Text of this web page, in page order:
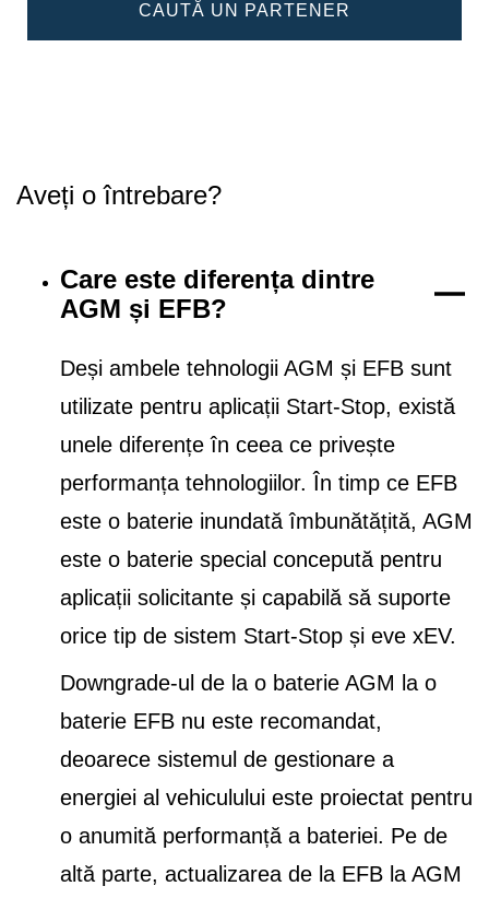
CAUTĂ UN PARTENER
Aveți o întrebare?
Care este diferența dintre
AGM și EFB?
Deși ambele tehnologii AGM și EFB sunt
utilizate pentru aplicații Start-Stop, există
unele diferențe în ceea ce privește
performanța tehnologiilor. În timp ce EFB
este o baterie inundată îmbunătățită, AGM
este o baterie special concepută pentru
aplicații solicitante și capabilă să suporte
orice tip de sistem Start-Stop și eve xEV.
Downgrade-ul de la o baterie AGM la o
baterie EFB nu este recomandat,
deoarece sistemul de gestionare a
energiei al vehiculului este proiectat pentru
o anumită performanță a bateriei. Pe de
altă parte, actualizarea de la EFB la AGM